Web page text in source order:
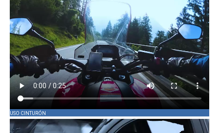
USO CINTURÓN